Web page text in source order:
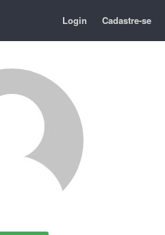
Login Cadastre-se